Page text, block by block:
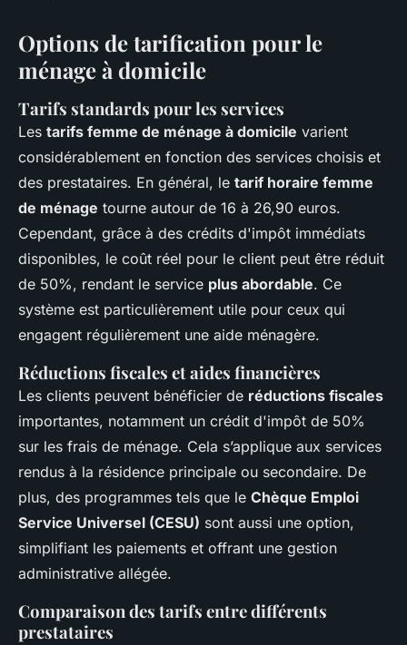
Options de tarification pour le
ménage à domicile
Tarifs standards pour les services
Les tarifs femme de ménage à domicile varient
considérablement en fonction des services choisis et
des prestataires. En général, le tarif horaire femme
de ménage tourne autour de 16 à 26,90 euros.
Cependant, grâce à des crédits d'impôt immédiats
disponibles, le coût réel pour le client peut être réduit
de 50%, rendant le service plus abordable. Ce
système est particulièrement utile pour ceux qui
engagent régulièrement une aide ménagère.
Réductions fiscales et aides financières
Les clients peuvent bénéficier de réductions fiscales
importantes, notamment un crédit d'impôt de 50%
sur les frais de ménage. Cela s’applique aux services
rendus à la résidence principale ou secondaire. De
plus, des programmes tels que le Chèque Emploi
Service Universel (CESU) sont aussi une option,
simplifiant les paiements et offrant une gestion
administrative allégée.
Comparaison des tarifs entre différents
prestataires